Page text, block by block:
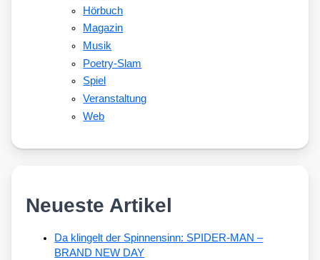
Hörbuch
Magazin
Musik
Poetry-Slam
Spiel
Veranstaltung
Web
Neueste Artikel
Da klingelt der Spinnensinn: SPIDER-MAN –
BRAND NEW DAY